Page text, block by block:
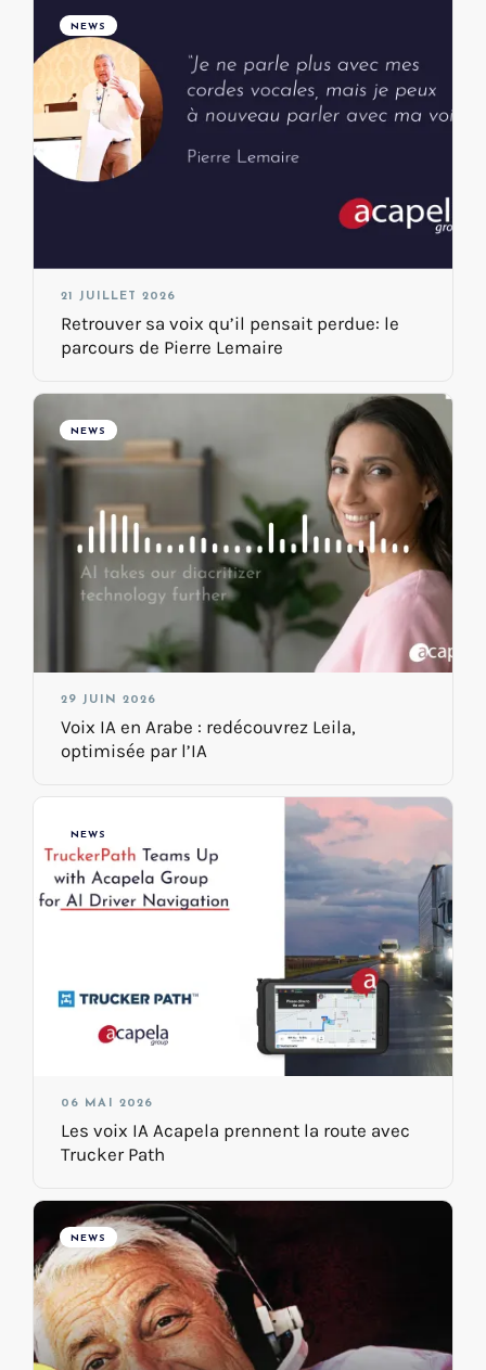
NEWS
21 JUILLET 2026
Retrouver sa voix qu’il pensait perdue: le
parcours de Pierre Lemaire
NEWS
29 JUIN 2026
Voix IA en Arabe : redécouvrez Leila,
optimisée par l’IA
NEWS
06 MAI 2026
Les voix IA Acapela prennent la route avec
Trucker Path
NEWS